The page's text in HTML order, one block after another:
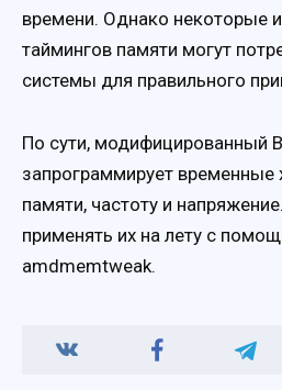
времени. Однако некоторые
таймингов памяти могут
системы для правильного
По сути, модифицированный
запрограммирует временные
памяти, частоту и
применять их на лету с
amdmemtweak.